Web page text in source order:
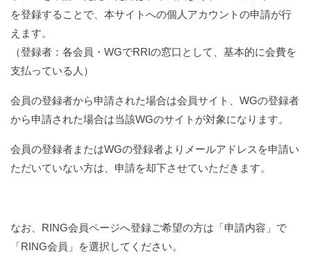
を登録することで、本サイトへの個人アカウントの申請が行
えます。
（登録者：各会員・WGでRRIの窓口として、基本的に会費を
支払っている人）
会員の登録者から申請された場合は会員サイト、WGの登録者
から申請された場合は当該WGのサイトが対象になります。
会員の登録者またはWGの登録者よりメールアドレスを申請い
ただいていない方は、申請を却下させていただきます。
なお、RING会員ページへ登録ご希望の方は「申請内容」で
「RING会員」を選択してください。